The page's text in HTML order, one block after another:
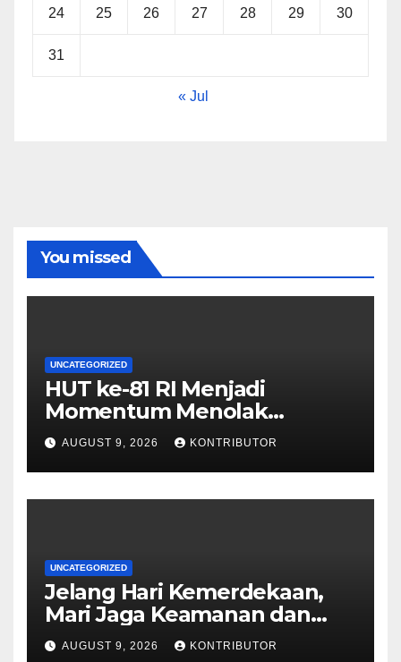
24 25 26 27 28 29 30
31
« Jul
You missed
UNCATEGORIZED
HUT ke-81 RI Menjadi
Momentum Menolak
Provokasi dan Memperkuat
Persatuan
AUGUST 9, 2026 KONTRIBUTOR
UNCATEGORIZED
Jelang Hari Kemerdekaan,
Mari Jaga Keamanan dan
Persatuan
AUGUST 9, 2026 KONTRIBUTOR